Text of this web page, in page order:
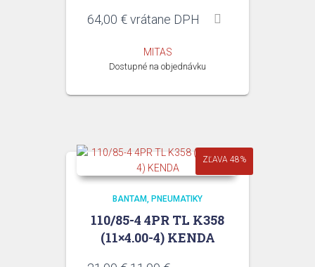
64,00 €vrátane DPH
MITAS
Dostupné na objednávku
ZĽAVA 48%
BANTAM PNEUMATIKY
110/85-4 4PR TL K358
(11×4.00-4) KENDA